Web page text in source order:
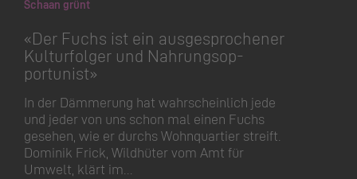
Schaan grünt
«Der Fuchs ist ein ausgesprochener
Kulturfolger und Nahrungs­op­
portunist»
In der Dämmerung hat wahrscheinlich jede
und jeder von uns schon mal einen Fuchs
gesehen, wie er durchs Wohnquartier streift.
Dominik Frick, Wildhüter vom Amt für
Umwelt, klärt im…